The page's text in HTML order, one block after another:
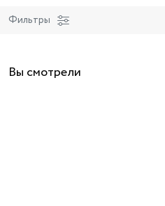
Фильтры
Вы смотрели